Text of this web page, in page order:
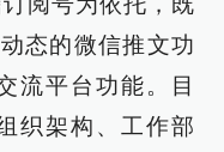
态的微信推文功
流平台功能。目
织架构、工作部